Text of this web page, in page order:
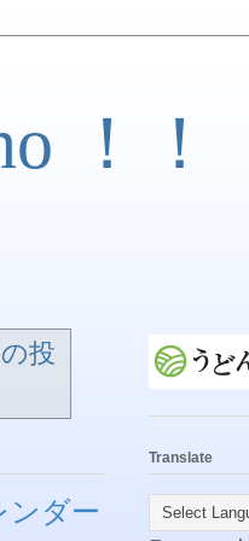
！！
投
ンダー
Translate